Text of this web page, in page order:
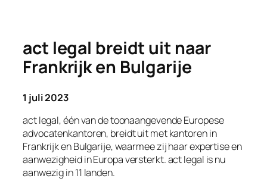
act legal breidt uit naar
Frankrijk en Bulgarije
1 juli 2023
act legal, één van de toonaangevende Europese
advocatenkantoren, breidt uit met kantoren in
Frankrijk en Bulgarije, waarmee zij haar expertise en
aanwezigheid in Europa versterkt. act legal is nu
aanwezig in 11 landen.